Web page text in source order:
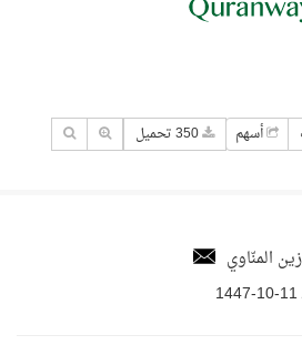
أسهم
المنّاوي